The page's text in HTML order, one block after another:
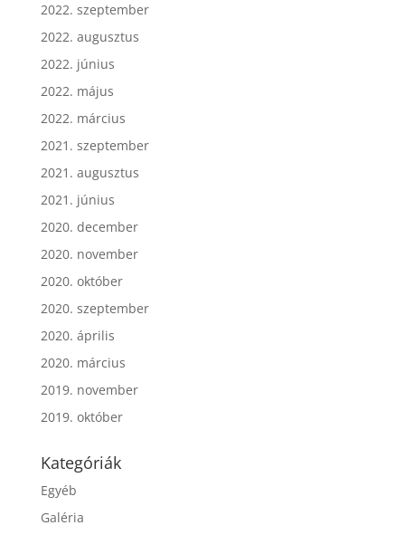
2022. szeptember
2022. augusztus
2022. június
2022. május
2022. március
2021. szeptember
2021. augusztus
2021. június
2020. december
2020. november
2020. október
2020. szeptember
2020. április
2020. március
2019. november
2019. október
Kategóriák
Egyéb
Galéria